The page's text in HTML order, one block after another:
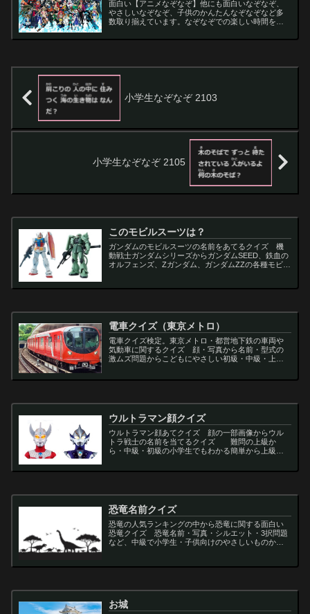
面白い【アニメなぞなぞ】他にも面白いなぞなぞ、
やさしいなぞなぞ、子供のかんたんなぞなぞなど多
数取り揃えています。なぞなぞでの楽しい時間をお
小学生なぞなぞ 2103
小学生なぞなぞ 2105
このモビルスーツは？
ガンダムのモビルスーツの名前をあてるクイズ 機
動戦士ガンダムシリーズからガンダムSEED、鉄血の
オルフェンズ、Zガンダム、ガンダムZZの各種モビル
電車クイズ（東京メトロ）
電車クイズ検定。東京メトロ・都営地下鉄の車両や
気動車に関するクイズ 顔・写真から名前・型式の
激ムズ問題からこどもにやさしい初級・中級・上級
ウルトラマン顔クイズ
ウルトラマン顔あてクイズ 顔の一部画像からウル
トラ戦士の名前を当てるクイズ 難問の上級か
ら・中級・初級の小学生でもわかる簡単から上級者
恐竜名前クイズ
恐竜の人気ランキングの中から恐竜に関する面白い
恐竜クイズ 恐竜名前・写真・シルエット・3択問題
など、中級で小学生・子供向けのやさしいものから
サ...
お城